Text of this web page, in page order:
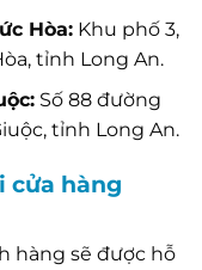
Hòa:Khu phố 3,
tỉnh Long An.
Số 88 đường
tỉnh Long An.
cửa hàng
hàng sẽ được hỗ